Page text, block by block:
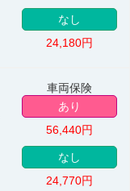
なし
24,180円
車両保険
あり
56,440円
なし
24,770円